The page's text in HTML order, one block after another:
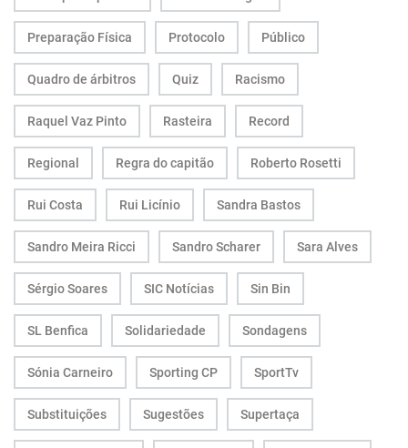
Preparação Física Protocolo Público
Quadro de árbitros Quiz Racismo
Raquel Vaz Pinto Rasteira Record
Regional Regra do capitão Roberto Rosetti
Rui Costa Rui Licínio Sandra Bastos
Sandro Meira Ricci Sandro Scharer Sara Alves
Sérgio Soares SIC Notícias Sin Bin
SL Benfica Solidariedade Sondagens
Sónia Carneiro Sporting CP SportTv
Substituições Sugestões Supertaça